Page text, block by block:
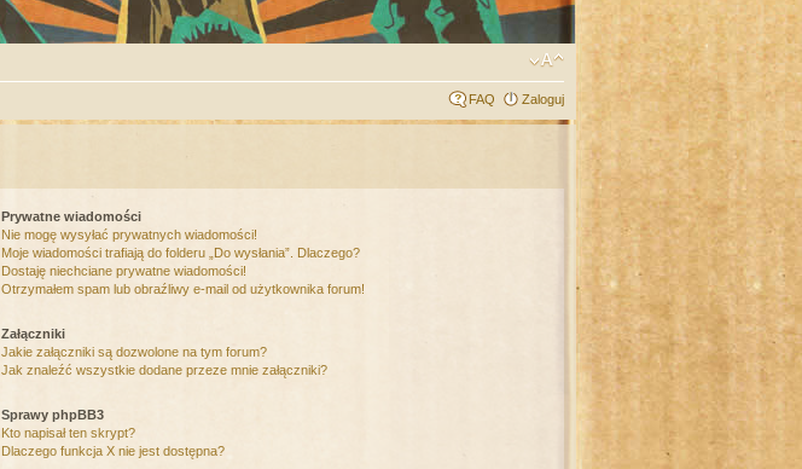
FAQ Zaloguj
Prywatne wiadomości
Nie mogę wysyłać prywatnych wiadomości!
Moje wiadomości trafiają do folderu „Do wysłania”. Dlaczego?
Dostaję niechciane prywatne wiadomości!
Otrzymałem spam lub obraźliwy e-mail od użytkownika forum!
Załączniki
Jakie załączniki są dozwolone na tym forum?
Jak znaleźć wszystkie dodane przeze mnie załączniki?
Sprawy phpBB3
Kto napisał ten skrypt?
Dlaczego funkcja X nie jest dostępna?